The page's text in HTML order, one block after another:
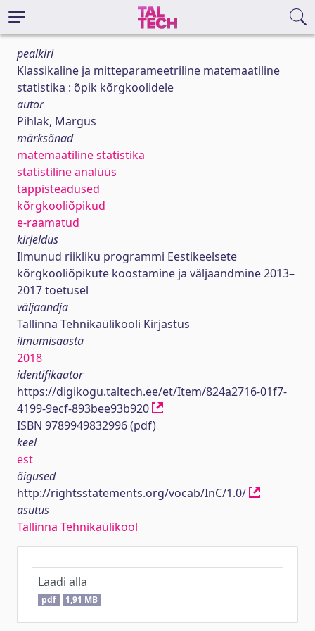
pealkiri
Klassikaline ja mitteparameetriline matemaatiline
statistika : õpik kõrgkoolidele
autor
Pihlak, Margus
märksõnad
matemaatiline statistika
statistiline analüüs
täppisteadused
kõrgkooliõpikud
e-raamatud
kirjeldus
Ilmunud riikliku programmi Eestikeelsete
kõrgkooliõpikute koostamine ja väljaandmine 2013–
2017 toetusel
väljaandja
Tallinna Tehnikaülikooli Kirjastus
ilmumisaasta
2018
identifikaator
https://digikogu.taltech.ee/et/Item/824a2716-01f7-
4199-9ecf-893bee93b920
ISBN 9789949832996 (pdf)
keel
est
õigused
http://rightsstatements.org/vocab/InC/1.0/
asutus
Tallinna Tehnikaülikool
Laadi alla
pdf 1,91 MB